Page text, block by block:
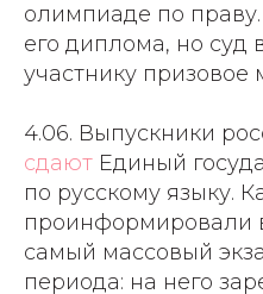
олимпиаде по
его диплома, но суд
участнику призовое
4.06. Выпускники
сдают Единый
по русскому языку.
проинформировали
самый массовый
периода: на него